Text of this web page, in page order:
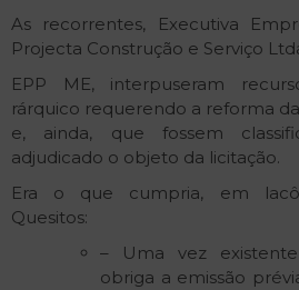
As recorrentes, Executiva
Projecta Construção e Serviço
EPP ME, interpuseram
rárquico requerendo a reforma
e, ainda, que fossem
adjudicado o objeto da licitação.
Era o que cumpria, em
Quesitos:
– Uma vez
obriga a emissão